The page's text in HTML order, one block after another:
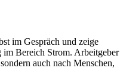
im Gespräch und zeige
Bereich Strom. Arbeitgeber
auch nach Menschen,